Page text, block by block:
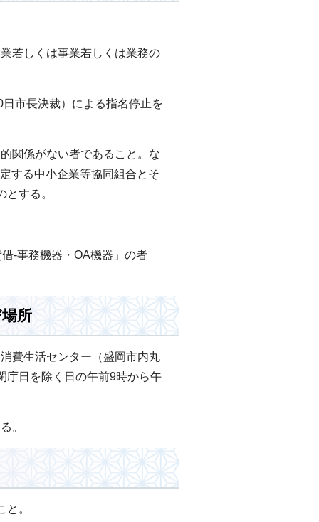
若しくは事業若しくは業務の
市長決裁）による指名停止を
関係がない者であること。な
する中小企業等協同組合とそ
する。
-事務機器・OA機器」の者
所
費生活センター（盛岡市内丸
庁日を除く日の午前9時から午
。
。